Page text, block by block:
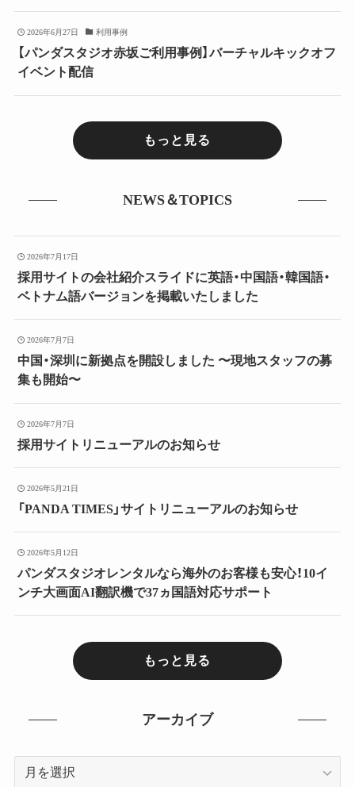
2026年6月27日 利用事例
【パンダスタジオ赤坂ご利用事例】バーチャルキックオフ
イベント配信
もっと見る
NEWS＆TOPICS
2026年7月17日
採用サイトの会社紹介スライドに英語・中国語・韓国語・
ベトナム語バージョンを掲載いたしました
2026年7月7日
中国・深圳に新拠点を開設しました 〜現地スタッフの募
集も開始〜
2026年7月7日
採用サイトリニューアルのお知らせ
2026年5月21日
「PANDA TIMES」サイトリニューアルのお知らせ
2026年5月12日
パンダスタジオレンタルなら海外のお客様も安心！10イ
ンチ大画面AI翻訳機で37ヵ国語対応サポート
もっと見る
アーカイブ